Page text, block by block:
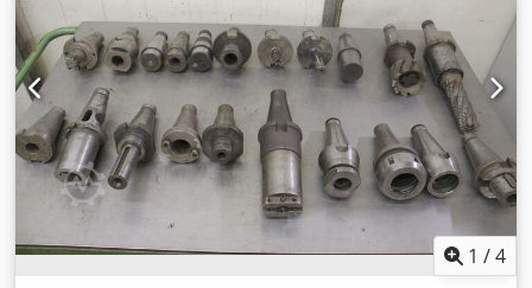
1 /4